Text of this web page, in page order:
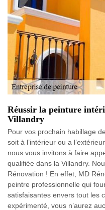
Réussir la peinture
Villandry
Pour vos prochain habillage
soit à l’intérieur ou a
nous vous invitons à faire
qualifiée dans la Villandry.
Rénovation ! En effet, MD
peintre professionnelle qui
satisfaisantes envers tout les
expérimenté, vous n’aurez